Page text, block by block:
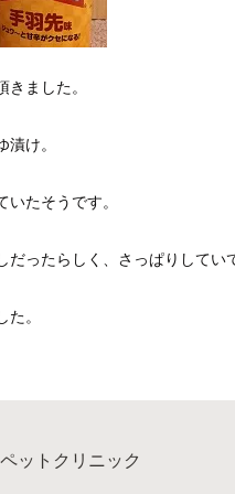
きました。
漬け。
いたそうです。
だったらしく、さっぱりしてい
。
ットクリニック